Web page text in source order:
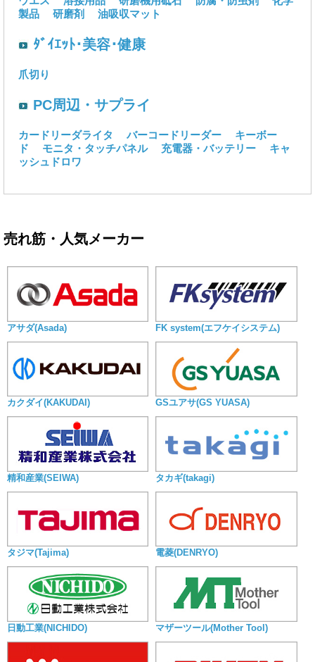
製品
研磨剤 油吸収マット
ﾀﾞｲｴｯﾄ･美容･健康
爪切り
PC周辺・サプライ
カードリーダライタ バーコードリーダー
キーボー
ド
モニタ・タッチパネル 充電器・バッテリー
キャ
ッシュドロワ
売れ筋・人気メーカー
アサダ(Asada) FK system(エフケイシステム)
カクダイ(KAKUDAI) GSユアサ(GS YUASA)
精和産業(SEIWA) タカギ(takagi)
タジマ(Tajima) 電菱(DENRYO)
日動工業(NICHIDO) マザーツール(Mother Tool)